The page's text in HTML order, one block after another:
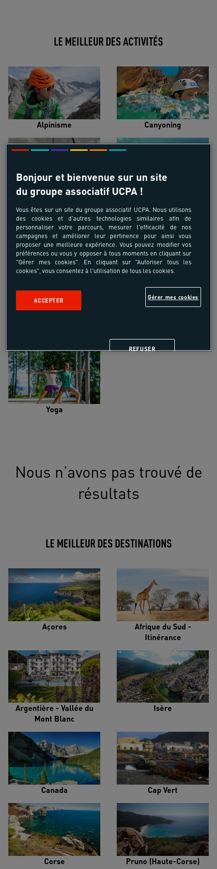
LE MEILLEUR DES ACTIVITÉS
Alpinisme Canyoning
Croisière voilier Kayak de mer
Trail Trek-Randonnée pédestre
Vélo de randonnée
Yoga
Nous n’avons pas trouvé de
résultats
LE MEILLEUR DES DESTINATIONS
Açores
Afrique du Sud -
Itinérance
Argentière - Vallée du
Mont Blanc
Isère
Canada Cap Vert
Corse Pruno (Haute-Corse)
Bonjour et bienvenue sur un site
du groupe associatif UCPA !
Vous êtes sur un site du groupe associatif UCPA. Nous utilisons
des cookies et d'autres technologies similaires afin de
personnaliser votre parcours, mesurer l'efficacité de nos
campagnes et améliorer leur pertinence pour ainsi vous
proposer une meilleure expérience. Vous pouvez modifier vos
préférences ou vous y opposer à tous moments en cliquant sur
"Gérer mes cookies". En cliquant sur "Autoriser tous les
cookies", vous consentez à l'utilisation de tous les cookies.
Gérer mes cookies
REFUSER
ACCEPTER